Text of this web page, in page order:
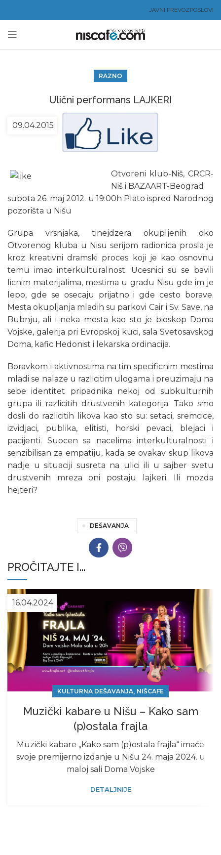
JAVNI PREVOZPOSLOVI
RAZNO
Ulični performans LAJKERI
09.04.2015
Otvoreni klub-Niš, CRCR-
Niš i BAZAART-Beograd
subota 26. maj 2012. u 19:00h Plato ispred Narodnog
pozorišta u Nišu
Grupa vrsnjaka, tinejdzera okupljenih oko
Otvorenog kluba u Nisu serijom radionica prosla je
kroz kreativni dramski proces koji je kao osnovnu
temu imao interkulturalnost. Ucesnici su se bavili
licnim materijalima, mestima u gradu Nisu gde im je
lepo, gde se osecaju prijatno i gde cesto borave.
Mesta okupljanja mladih su parkovi Cair i Sv. Save, na
Bubnju, ali i neka mesta kao sto je bioskop Doma
Vojske, galerija pri Evropskoj kuci, sala Svetosavskog
Doma, kafic Hedonist i lekarska ordinacija.
Boravkom i aktivnostima na tim specificnim mestima
mladi se nalaze u razlicitim ulogama i preuzimaju na
sebe identitet pripadnika nekoj od subkulturnih
grupa ili razlicitih drustvenih kategorija. Tako smo
dosli do razlicitih likova kao sto su: setaci, sremcice,
izvidjaci, publika, elitisti, horski pevaci, blejaci i
pacijenti. Suocen sa nacelima interkulturalnosti i
senzibilisan za empatiju, kada se ovakav skup likova
nadje u situaciji susreta na ulici ili u sajber svetu
drustvenih mreza oni postaju lajkeri. Ili mozda
hejteri?
DEŠAVANJA
PROČITAJTE I...
16.04.2024
KULTURNA DEŠAVANJA, NIŠCAFE
Muzički kabare u Nišu – Kako sam
(p)ostala frajla
Muzički kabare „Kako sam (p)ostala frajla“ imaće
svoje premijerno izdanje u Nišu 24. maja 2024. u
maloj sali Doma Vojske
DETALJNIJE